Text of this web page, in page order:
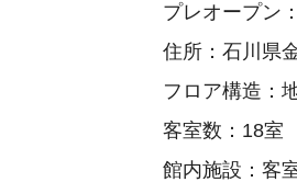
プレオープン
住所：石川県
フロア構造：
客室数：18室
館内施設：客